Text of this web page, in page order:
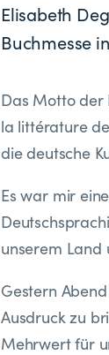
Elisabeth
Buchmesse
Das Motto der
la littérature
die deutsche
Es war mir
unserem Land
Gestern
Ausdruck zu
Mehrwert für